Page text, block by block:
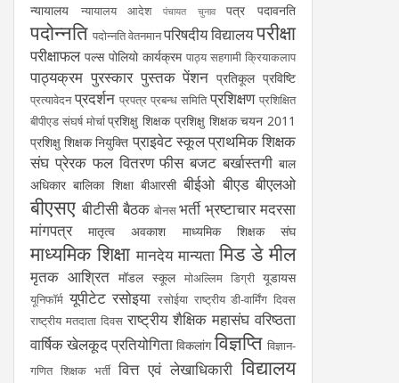
न्यायालय न्यायालय आदेश पंचायत चुनाव पत्र पदावनति
पदोन्नति पदोन्नति वेतनमानपरिषदीय विद्यालयपरीक्षा
परीक्षाफल पल्स पोलियो कार्यक्रम पाठ्य सहगामी क्रियाकलाप
पाठ्यक्रम पुरस्कार पुस्तक पेंशन प्रतिकूल प्रविष्टि
प्रत्यावेदन प्रदर्शन प्रपत्र प्रबन्ध समिति प्रशिक्षण प्रशिक्षित
बीपीएड संघर्ष मोर्चा प्रशिक्षु शिक्षक प्रशिक्षु शिक्षक चयन 2011
प्रशिक्षु शिक्षक नियुक्ति प्राइवेट स्कूलप्राथमिक शिक्षक
संघ प्रेरक फल वितरण फीस बजट बर्खास्तगी बाल
अधिकार बालिका शिक्षा बीआरसी बीईओ बीएड बीएलओ
बीएसए बीटीसी बैठक बोनस भर्ती भ्रष्टाचार मदरसा
मांगपत्र
मातृत्व अवकाश माध्यमिक शिक्षक संघ
माध्यमिक शिक्षा मानदेय मान्यता मिड डे मील
मृतक आश्रित मॉडल स्कूल मोअल्लिम डिग्री यूडायस
यूनिफॉर्म यूपीटेट रसोइया रसोईया राष्ट्रीय डी-वार्मिंग दिवस
राष्ट्रीय मतदाता दिवस राष्ट्रीय शैक्षिक महासंघ वरिष्ठता
वार्षिक खेलकूद प्रतियोगिता विकलांग विज्ञप्ति विज्ञान-
गणित शिक्षक भर्ती वित्त एवं लेखाधिकारी विद्यालय